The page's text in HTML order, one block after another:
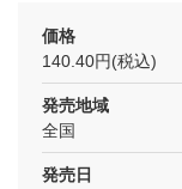
価格
140.40円(税込)
発売地域
全国
発売日